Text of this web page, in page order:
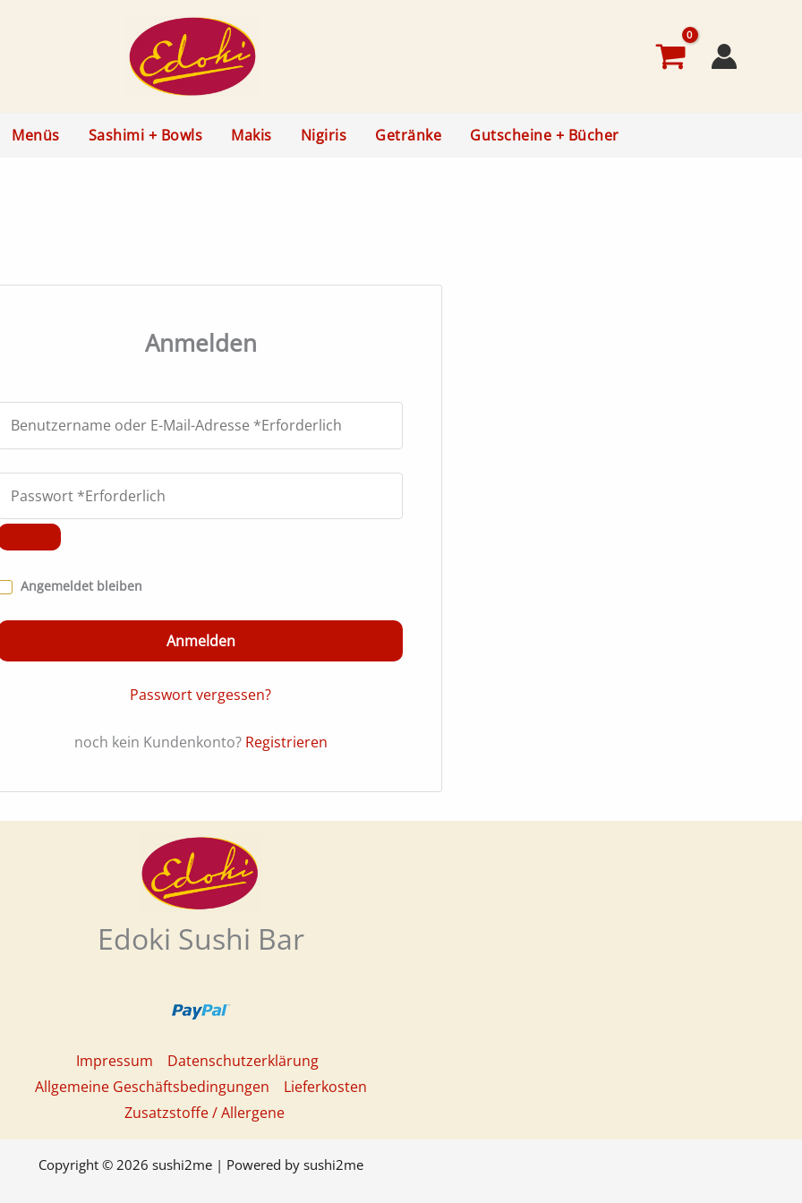
Menüs Sashimi + Bowls Makis Nigiris Getränke Gutscheine + Bücher
Anmelden
Angemeldet bleiben
Anmelden
Passwort vergessen?
noch kein Kundenkonto? Registrieren
Edoki Sushi Bar
Impressum
Datenschutzerklärung
Allgemeine Geschäftsbedingungen
Lieferkosten
Zusatzstoffe / Allergene
Copyright © 2026 sushi2me | Powered by sushi2me